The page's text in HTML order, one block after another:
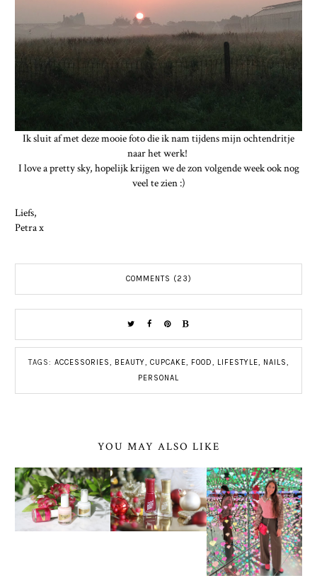
Ik sluit af met deze mooie foto die ik nam tijdens mijn ochtendritje
naar het werk!
I love a pretty sky, hopelijk krijgen we de zon volgende week ook nog
veel te zien :)
Liefs,
Petra x
COMMENTS (23)
TAGS: ACCESSORIES, BEAUTY, CUPCAKE, FOOD, LIFESTYLE, NAILS,
PERSONAL
YOU MAY ALSO LIKE